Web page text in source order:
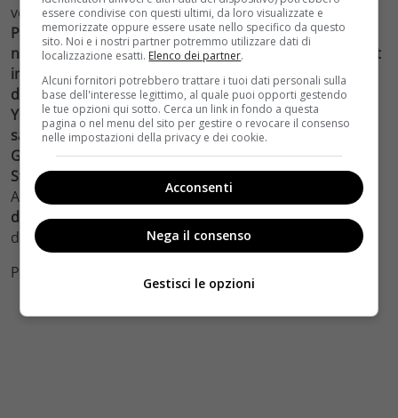
vede il ritorno dei Guardiani originali:Chris Pratt come
Peter Quill/Star-Lord ed i suoi compagni, Zoe Saldana
nel ruolo di Gamora, Dave Bautista come Drax, Roccket
in originale con la voce di Bradley Cooper e Groot
doppiato da Vin Diesel.PoiMichael Rooker nel ruolo di
Yondu, Karen Gillan come Nebula mentre Sean Gunn
sarà Kraglin. Ritroveremo anche Glenn Close e Karen
Gillian ma ci saranno anche new entry come Sylvester
Stallone e Kurt Russelnei panni del padre di Quill.
Appassionati di supereroi, potrete trovare
Guardiani
della Galassia vol.2 in Italia da giovedì 27 Aprile 2017
distribuito da
The Walt Disney Company. Siete pronti?
Photo credits Facebook
essere condivise con questi ultimi, da loro visualizzate e
memorizzate oppure essere usate nello specifico da questo
sito. Noi e i nostri partner potremmo utilizzare dati di
localizzazione esatti. Elenco dei partner.
Alcuni fornitori potrebbero trattare i tuoi dati personali sulla
base dell'interesse legittimo, al quale puoi opporti gestendo
le tue opzioni qui sotto. Cerca un link in fondo a questa
pagina o nel menu del sito per gestire o revocare il consenso
nelle impostazioni della privacy e dei cookie.
Acconsenti
Nega il consenso
Gestisci le opzioni